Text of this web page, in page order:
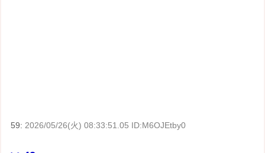
59: 2026/05/26(火) 08:33:51.05 ID:M6OJEtby0